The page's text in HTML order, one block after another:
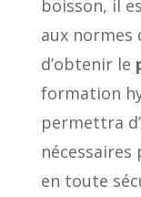
boisson, il
aux normes
d’obtenir le
formation
permettra
en toute